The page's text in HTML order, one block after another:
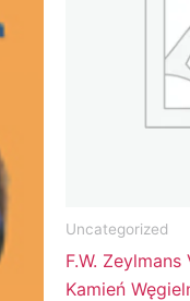
Uncategorized
F.W.
Kamień